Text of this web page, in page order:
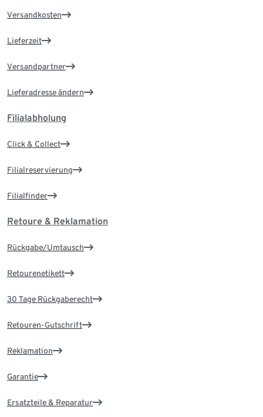
Versandkosten
Lieferzeit
Versandpartner
Lieferadresse ändern
Filialabholung
Click & Collect
Filialreservierung
Filialfinder
Retoure & Reklamation
Rückgabe/Umtausch
Retourenetikett
30 Tage Rückgaberecht
Retouren-Gutschrift
Reklamation
Garantie
Ersatzteile & Reparatur